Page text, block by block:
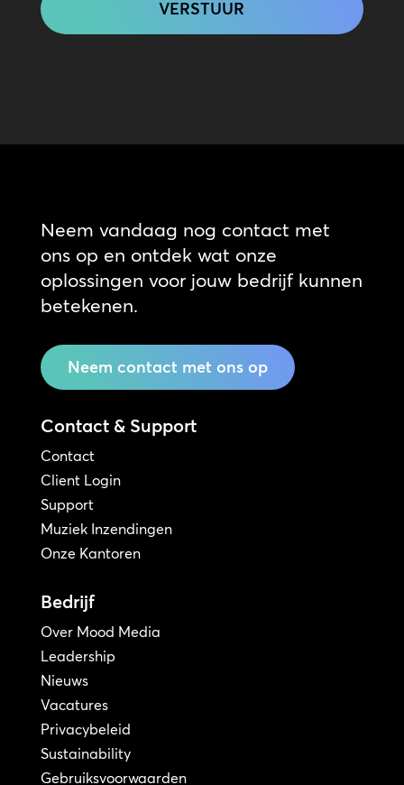
Neem vandaag nog contact met
ons op en ontdek wat onze
oplossingen voor jouw bedrijf kunnen
betekenen.
Neem contact met ons op
Contact & Support
Contact
Client Login
Support
Muziek Inzendingen
Onze Kantoren
Bedrijf
Over Mood Media
Leadership
Nieuws
Vacatures
Privacybeleid
Sustainability
Gebruiksvoorwaarden